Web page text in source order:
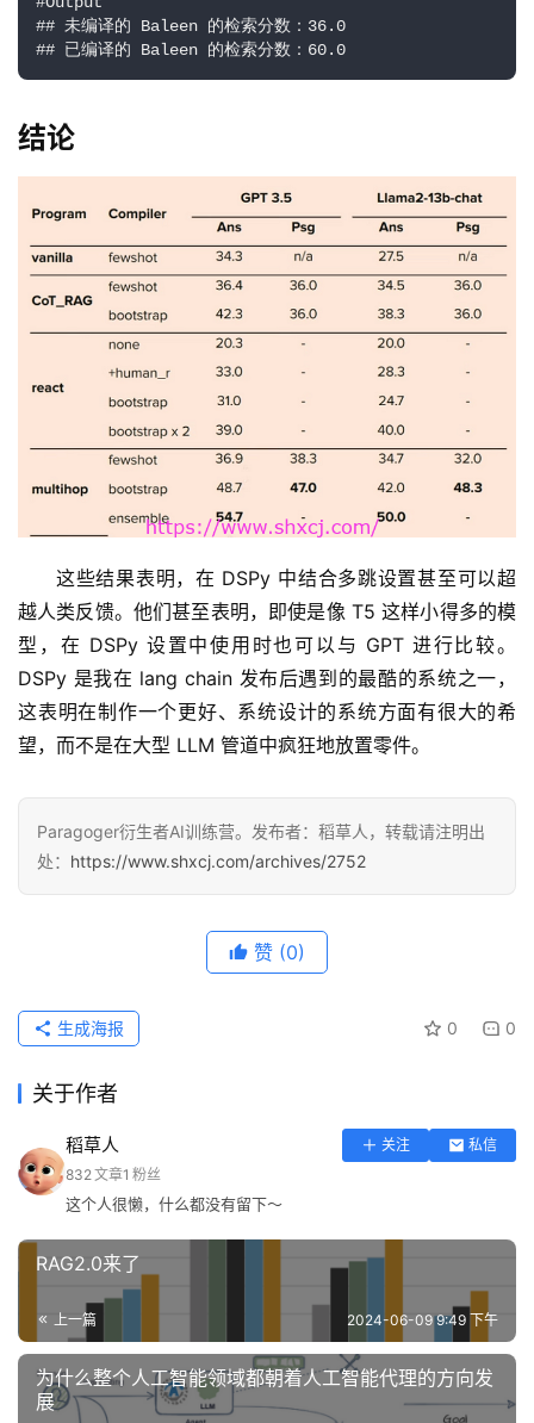
## 未编译的 Baleen 的检索分数：36.0
## 已编译的 Baleen 的检索分数：60.0
结论
这些结果表明，在 DSPy 中结合多跳设置甚至可以超
越人类反馈。他们甚至表明，即使是像 T5 这样小得多的模
型，在 DSPy 设置中使用时也可以与 GPT 进行比较。
DSPy 是我在 lang chain 发布后遇到的最酷的系统之一，
这表明在制作一个更好、系统设计的系统方面有很大的希
望，而不是在大型 LLM 管道中疯狂地放置零件。
Paragoger衍生者AI训练营。发布者：稻草人，转载请注明出
处： https://www.shxcj.com/archives/2752
赞 (0)
0 0
生成海报
关于作者
稻草人 关注
私信
832文章1 粉丝
这个人很懒，什么都没有留下～
RAG2.0来了
上一篇 2024-06-09 9:49 下午
为什么整个人工智能领域都朝着人工智能代理的方向发
展